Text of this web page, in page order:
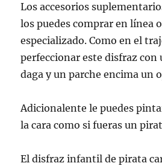
Los accesorios
los puedes comprar en línea
especializado. Como en el
perfeccionar este disfraz con
daga y un parche encima un
Adicionalente le puedes
la cara como si fueras un
El disfraz infantil de pirata